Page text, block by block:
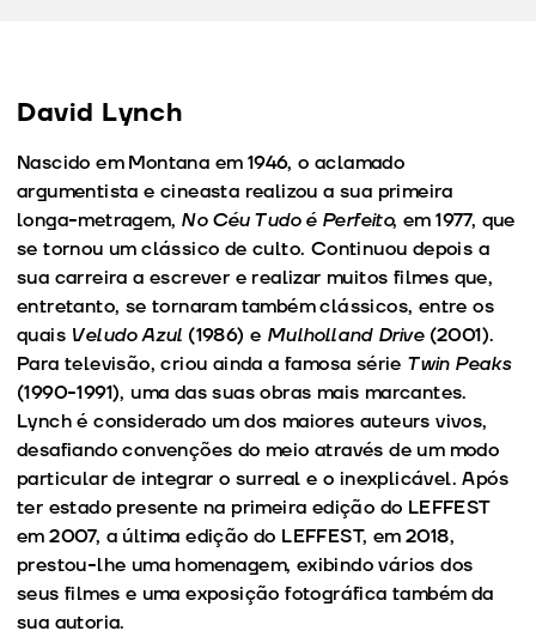
David Lynch
Nascido em Montana em 1946, o aclamado
argumentista e cineasta realizou a sua primeira
longa-metragem, No Céu Tudo é Perfeito, em 1977, que
se tornou um clássico de culto. Continuou depois a
sua carreira a escrever e realizar muitos filmes que,
entretanto, se tornaram também clássicos, entre os
quais Veludo Azul (1986) e Mulholland Drive(2001).
Para televisão, criou ainda a famosa série Twin Peaks
(1990-1991), uma das suas obras mais marcantes.
Lynch é considerado um dos maiores auteurs vivos,
desafiando convenções do meio através de um modo
particular de integrar o surreal e o inexplicável. Após
ter estado presente na primeira edição do LEFFEST
em 2007, a última edição do LEFFEST, em 2018,
prestou-lhe uma homenagem, exibindo vários dos
seus filmes e uma exposição fotográfica também da
sua autoria.